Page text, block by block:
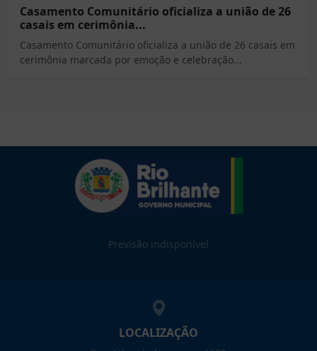
Casamento Comunitário oficializa a união de 26
casais em cerimônia...
Casamento Comunitário oficializa a união de 26 casais em
cerimônia marcada por emoção e celebração...
Previsão indisponível
LOCALIZAÇÃO